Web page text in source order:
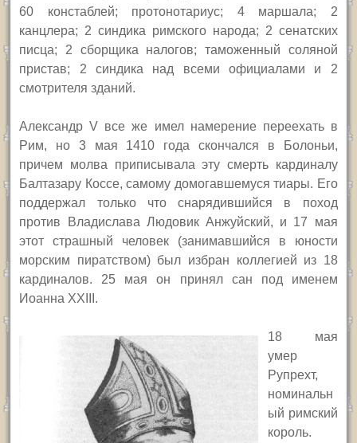
60 констаблей; протонотариус; 4 маршала; 2
канцлера; 2 синдика римского народа; 2 сенатских
писца; 2 сборщика налогов; таможенный соляной
пристав; 2 синдика над всеми официалами и 2
смотрителя зданий.
АлександрV все же имел намерение переехать в
Рим, но 3 мая 1410 года скончался в Болоньи,
причем молва приписывала эту смерть кардиналу
Балтазару Коссе, самому домогавшемуся тиары. Его
поддержал только что снарядившийся в поход
против Владислава Людовик Анжуйский, и 17 мая
этот страшный человек (занимавшийся в юности
морским пиратством) был избран коллегией из 18
кардиналов. 25 мая он принял сан под именем
Иоанна XXIII.
18 мая
умер
Рупрехт,
номинальн
ый римский
король.